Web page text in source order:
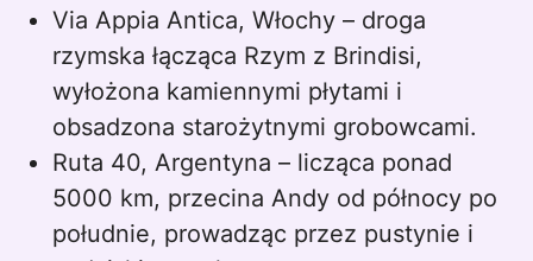
Via Appia Antica, Włochy – droga
rzymska łącząca Rzym z Brindisi,
wyłożona kamiennymi płytami i
obsadzona starożytnymi grobowcami.
Ruta 40, Argentyna – licząca ponad
5000 km, przecina Andy od północy po
południe, prowadząc przez pustynie i